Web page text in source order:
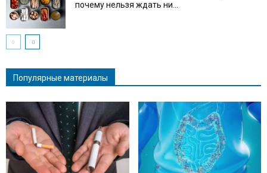
почему нельзя ждать ни...
Популярные материалы